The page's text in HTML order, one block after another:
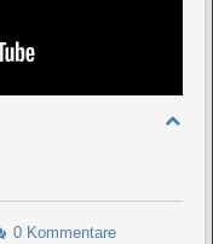
0 Kommentare